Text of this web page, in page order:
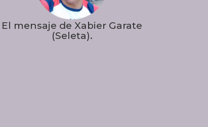
El mensaje de Xabier Garate
(Seleta).